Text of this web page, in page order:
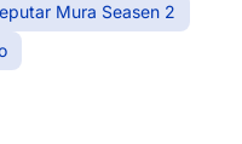
Mura Seasen 2